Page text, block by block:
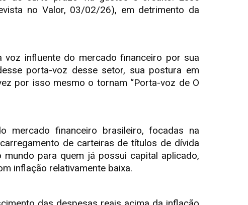
no Valor, 03/02/26), em detrimento da
voz influente do mercado financeiro por sua
porta-voz desse setor, sua postura em
por isso mesmo o tornam “Porta-voz de O
mercado financeiro brasileiro, focadas na
de carteiras de títulos de dívida
para quem já possui capital aplicado,
inflação relativamente baixa.